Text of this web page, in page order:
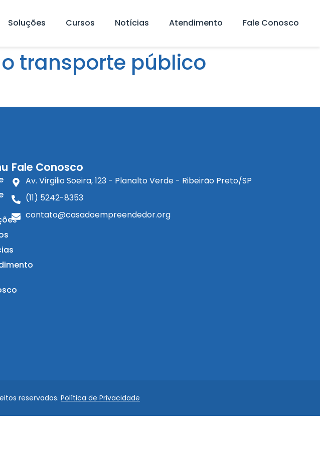
Soluções Cursos Notícias Atendimento Fale Conosco
transporte público
Fale Conosco
Av. Virgilio Soeira, 123 - Planalto Verde - Ribeirão Preto/SP
(11) 5242-8353
contato@casadoempreendedor.org
reservados. Política de Privacidade